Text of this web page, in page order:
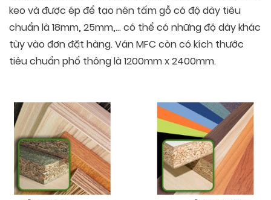
keo và được ép để tạo nên tấm gỗ có độ dày tiêu
chuẩn là 18mm, 25mm,… có thể có những độ dày khác
tùy vào đơn đặt hàng. Ván MFC còn có kích thước
tiêu chuẩn phổ thông là 1200mm x 2400mm.